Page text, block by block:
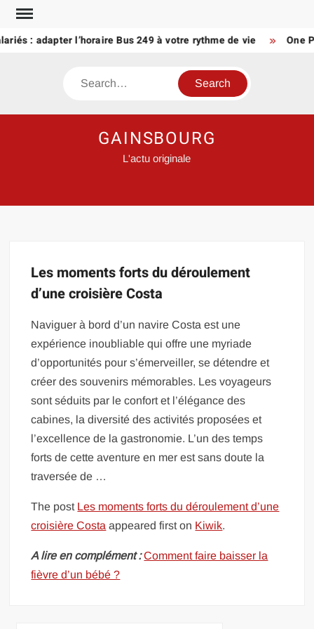
Skip
content: adapter l’horaire Bus 249 à votre rythme de vie One
Search
GAINSBOURG
L'actu originale
Les moments forts du déroulement
d’une croisière Costa
Naviguer à bord d’un navire Costa est une
expérience inoubliable qui offre une myriade
d’opportunités pour s’émerveiller, se détendre et
créer des souvenirs mémorables. Les voyageurs
sont séduits par le confort et l’élégance des
cabines, la diversité des activités proposées et
l’excellence de la gastronomie. L’un des temps
forts de cette aventure en mer est sans doute la
traversée de …
The post Les moments forts du déroulement d’une
croisière Costa appeared first on Kiwik.
A lire en complément : Comment faire baisser la
fièvre d’un bébé ?